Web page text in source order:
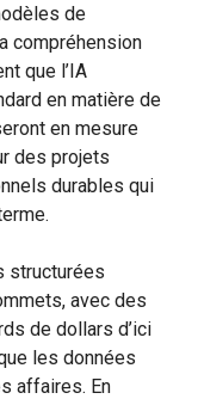
de
compréhension
que l’IA
en matière de
en mesure
des projets
durables qui
structurées
avec des
de dollars d’ici
les données
affaires. En